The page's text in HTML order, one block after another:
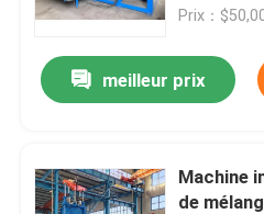
Prix：
meilleur prix
Machine
de